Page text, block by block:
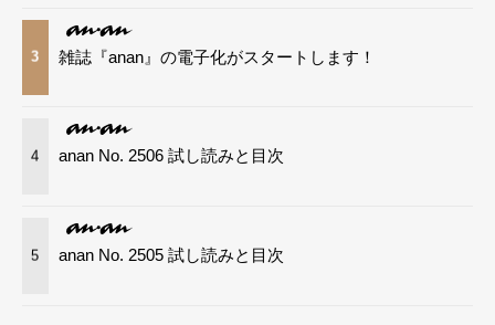
3 雑誌『anan』の電子化がスタートします！
4 anan No. 2506 試し読みと目次
5 anan No. 2505 試し読みと目次